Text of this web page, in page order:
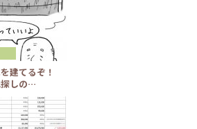
建てるぞ！
探しの…